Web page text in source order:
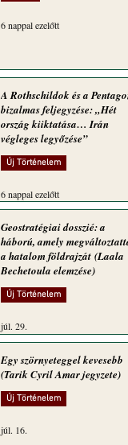
6 nappal ezelőtt
A Rothschildok és a
bizalmas feljegyzése: „Hét
ország kiiktatása… Irán
végleges legyőzése”
Új Történelem
6 nappal ezelőtt
Geostratégiai dosszié: a
háború, amely
a hatalom földrajzát (Laala
Bechetoula elemzése)
Új Történelem
júl. 29.
Egy szörnyeteggel kevesebb
(Tarik Cyril Amar jegyzete)
Új Történelem
júl. 16.